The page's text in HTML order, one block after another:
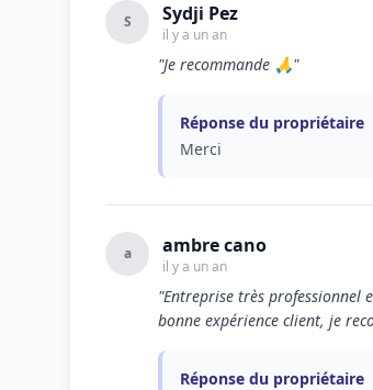
S Sydji Pez
il y a un an
"Je recommande 🙏"
Réponse du propriétaire
Merci
a ambre cano
il y a un an
"Entreprise très professionnel
bonne expérience client, je
Réponse du propriétaire